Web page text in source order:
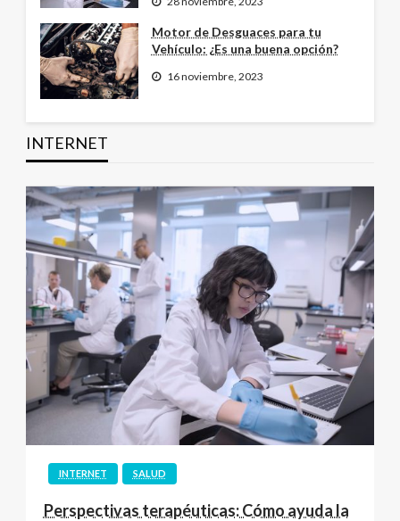
Motor de Desguaces para tu
Vehículo: ¿Es una buena opción?
16 noviembre, 2023
INTERNET
INTERNET SALUD
Perspectivas terapéuticas: Cómo ayuda la